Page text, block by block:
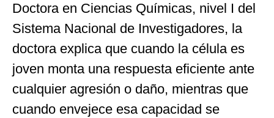
Doctora en Ciencias Químicas, nivel I del
Sistema Nacional de Investigadores, la
doctora explica que cuando la célula es
joven monta una respuesta eficiente ante
cualquier agresión o daño, mientras que
cuando envejece esa capacidad se